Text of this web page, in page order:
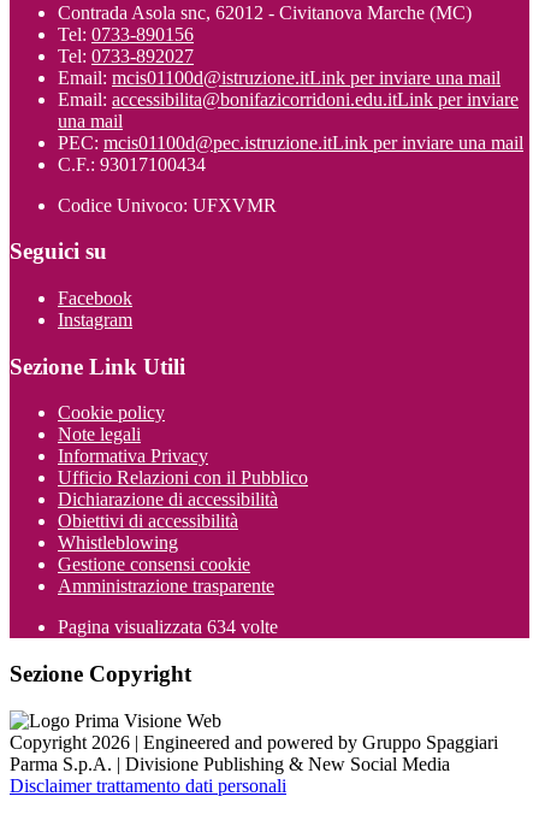
Contrada Asola snc, 62012 - Civitanova Marche (MC)
Tel: 0733-890156
Tel: 0733-892027
Email: mcis01100d@istruzione.itLink per inviare una mail
Email: accessibilita@bonifazicorridoni.edu.itLink per inviare
una mail
PEC: mcis01100d@pec.istruzione.itLink per inviare una mail
C.F.: 93017100434
Codice Univoco: UFXVMR
Seguici su
Facebook
Instagram
Sezione Link Utili
Cookie policy
Note legali
Informativa Privacy
Ufficio Relazioni con il Pubblico
Dichiarazione di accessibilità
Obiettivi di accessibilità
Whistleblowing
Gestione consensi cookie
Amministrazione trasparente
Pagina visualizzata 634 volte
Sezione Copyright
Copyright 2026 | Engineered and powered by Gruppo Spaggiari
Parma S.p.A. | Divisione Publishing & New Social Media
Disclaimer trattamento dati personali